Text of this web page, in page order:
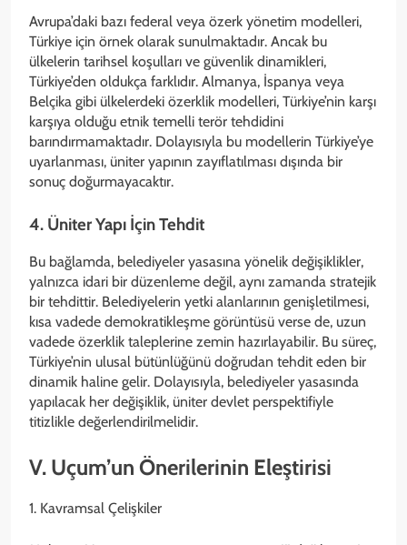
Avrupa’daki bazı federal veya özerk yönetim modelleri,
Türkiye için örnek olarak sunulmaktadır. Ancak bu
ülkelerin tarihsel koşulları ve güvenlik dinamikleri,
Türkiye’den oldukça farklıdır. Almanya, İspanya veya
Belçika gibi ülkelerdeki özerklik modelleri, Türkiye’nin karşı
karşıya olduğu etnik temelli terör tehdidini
barındırmamaktadır. Dolayısıyla bu modellerin Türkiye’ye
uyarlanması, üniter yapının zayıflatılması dışında bir
sonuç doğurmayacaktır.
4. Üniter Yapı İçin Tehdit
Bu bağlamda, belediyeler yasasına yönelik değişiklikler,
yalnızca idari bir düzenleme değil, aynı zamanda stratejik
bir tehdittir. Belediyelerin yetki alanlarının genişletilmesi,
kısa vadede demokratikleşme görüntüsü verse de, uzun
vadede özerklik taleplerine zemin hazırlayabilir. Bu süreç,
Türkiye’nin ulusal bütünlüğünü doğrudan tehdit eden bir
dinamik haline gelir. Dolayısıyla, belediyeler yasasında
yapılacak her değişiklik, üniter devlet perspektifiyle
titizlikle değerlendirilmelidir.
V. Uçum’un Önerilerinin Eleştirisi
1. Kavramsal Çelişkiler